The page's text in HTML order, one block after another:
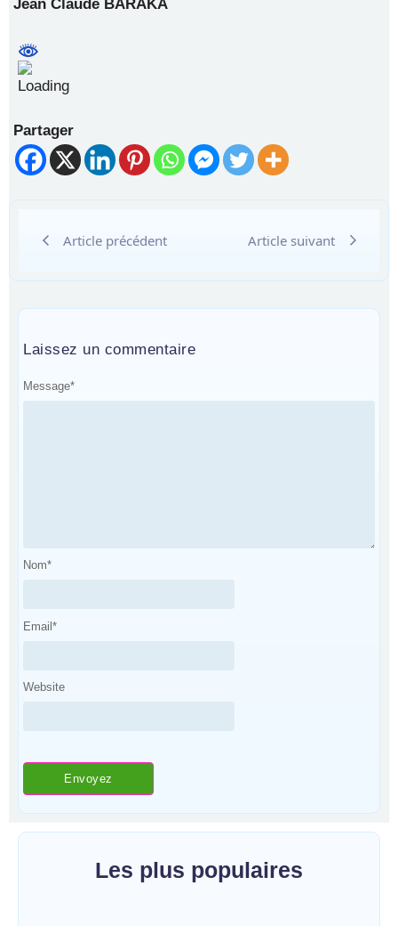
Jean Claude BARAKA
Partager
Article précédent Article suivant
Laissez un commentaire
Message*
Nom*
Email*
Website
Les plus populaires